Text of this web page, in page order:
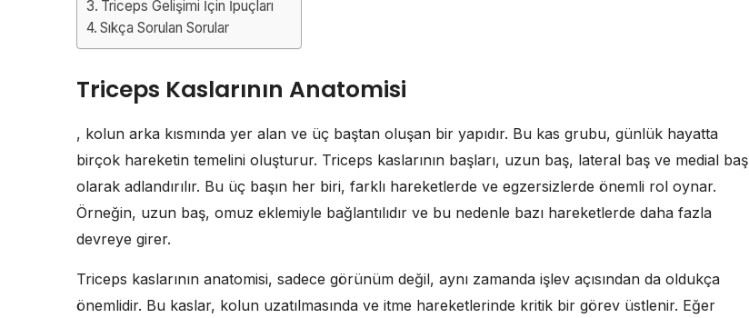
Triceps Gelişimi İçin İpuçları
Sıkça Sorulan Sorular
Triceps Kaslarının Anatomisi
, kolun arka kısmında yer alan ve üç baştan oluşan bir yapıdır. Bu kas grubu, günlük hayatta
birçok hareketin temelini oluşturur. Triceps kaslarının başları, uzun baş, lateral baş ve medial baş
olarak adlandırılır. Bu üç başın her biri, farklı hareketlerde ve egzersizlerde önemli rol oynar.
Örneğin, uzun baş, omuz eklemiyle bağlantılıdır ve bu nedenle bazı hareketlerde daha fazla
devreye girer.
Triceps kaslarının anatomisi, sadece görünüm değil, aynı zamanda işlev açısından da oldukça
önemlidir. Bu kaslar, kolun uzatılmasında ve itme hareketlerinde kritik bir görev üstlenir. Eğer